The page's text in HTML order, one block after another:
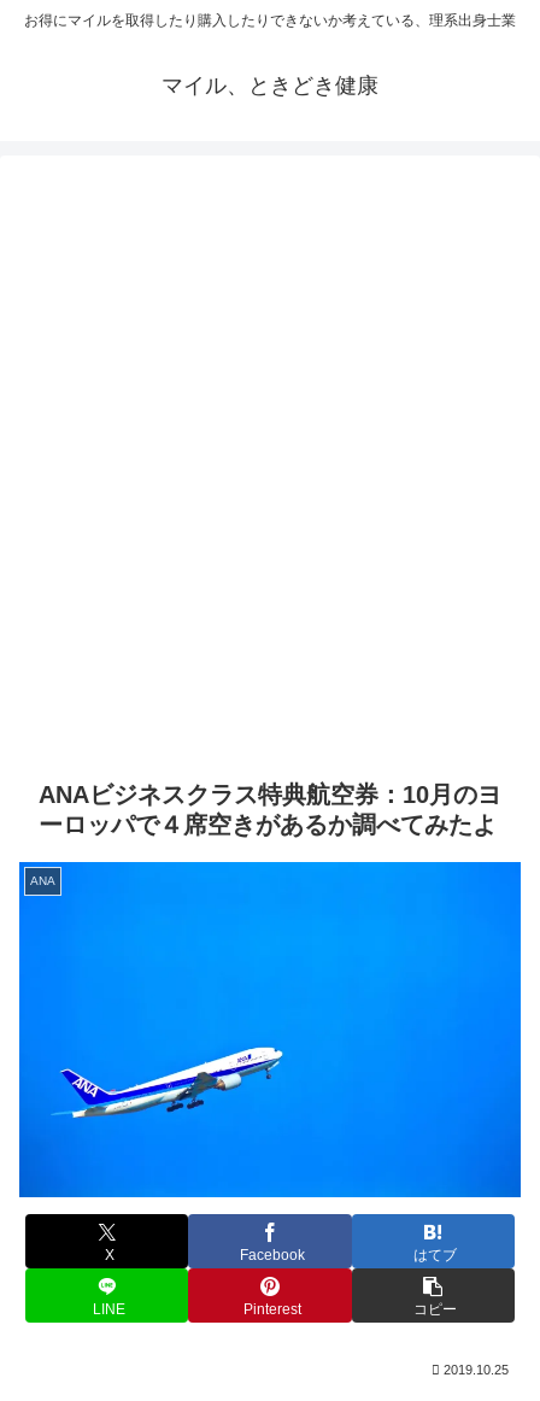
お得にマイルを取得したり購入したりできないか考えている、理系出身士業
マイル、ときどき健康
ANAビジネスクラス特典航空券：10月のヨ
ーロッパで４席空きがあるか調べてみたよ
ANA
X Facebook はてブ
LINE Pinterest コピー
2019.10.25